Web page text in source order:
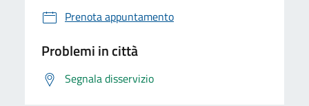
Prenota appuntamento
Problemi in città
Segnala disservizio